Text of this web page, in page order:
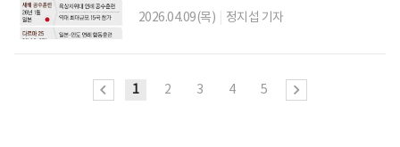
2026.04.09(목) 정지섭 기자
1 2 3 4 5